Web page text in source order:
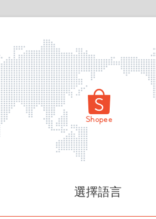
頁面無法顯示
選擇語言